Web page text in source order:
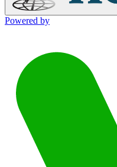
Powered by